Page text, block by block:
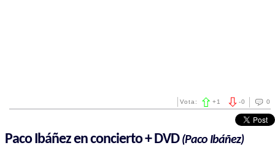
0
-0
Vota: +1
Paco Ibáñez en concierto + DVD(Paco Ibáñez)